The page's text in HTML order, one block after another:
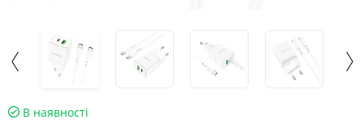
В наявності